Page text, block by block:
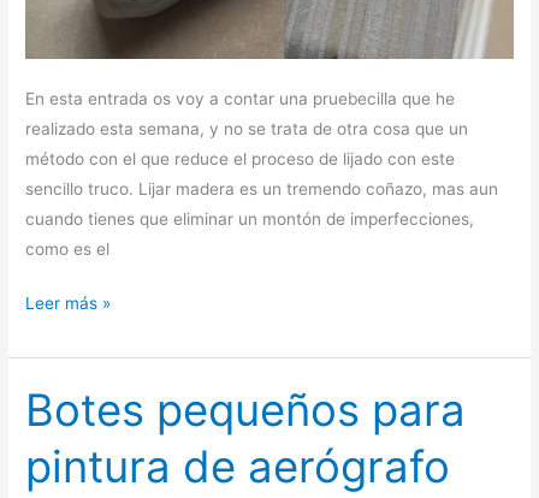
En esta entrada os voy a contar una pruebecilla que he
realizado esta semana, y no se trata de otra cosa que un
método con el que reduce el proceso de lijado con este
sencillo truco. Lijar madera es un tremendo coñazo, mas aun
cuando tienes que eliminar un montón de imperfecciones,
como es el
Leer más »
Botes pequeños para
pintura de aerógrafo
Botes
pequeños
para
pintura